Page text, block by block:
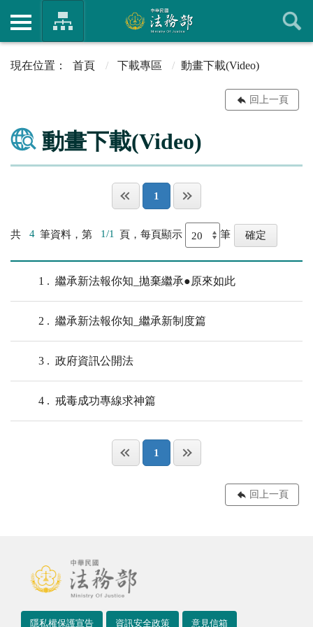
首頁 下載專區 動畫下載(Video)
回上一頁
動畫下載(Video)
1
共 4 筆資料，第 1/1 頁，每頁顯示 筆
1 繼承新法報你知_拋棄繼承●原來如此
2 繼承新法報你知_繼承新制度篇
3 政府資訊公開法
4 戒毒成功專線求神篇
1
回上一頁
隱私權保護宣告 資訊安全政策 意見信箱